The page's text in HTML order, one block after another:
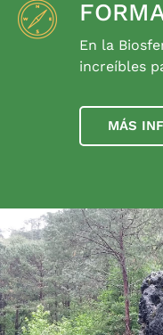
En la
increíbles
MÁS